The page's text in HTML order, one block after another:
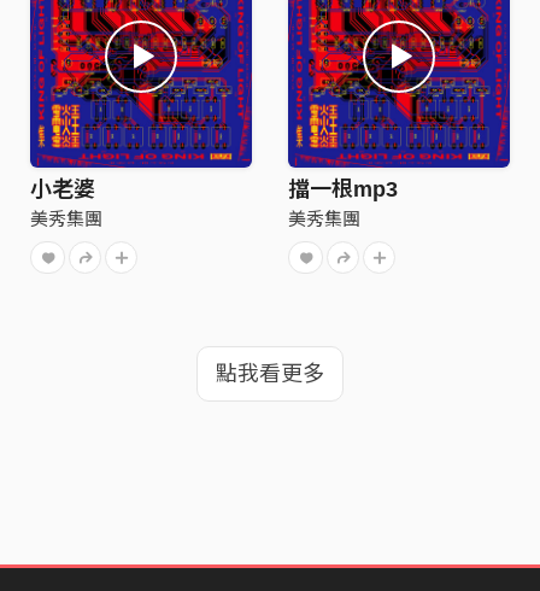
小老婆
美秀集團
擋一根mp3
美秀集團
點我看更多